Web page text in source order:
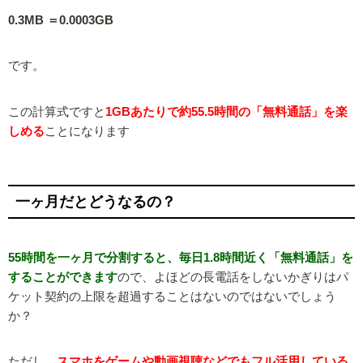
0.3MB ＝0.0003GB
です。
この計算式ですと 1GBあたりで約55.5時間の「無料通話」を楽
しめることになります
一ヶ月だとどうなるの？
55時間を一ヶ月で分割すると、毎日1.8時間近く「無料通話」を
することができますので、よほどの長電話をしないかぎりはパ
ケット契約の上限を超過することはないのではないでしょう
か？